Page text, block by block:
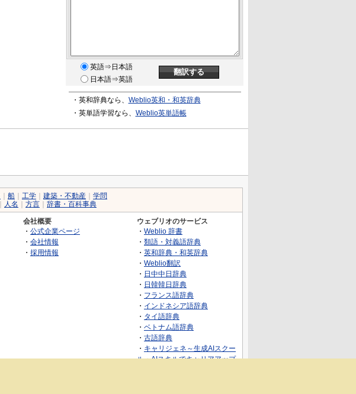
英語⇒日本語
日本語⇒英語
・英和辞典なら、 Weblio英和・和英辞典
・英単語学習なら、 Weblio英単語帳
船 工学 建築・不動産
学問
人名 方言 辞書・百科事典
会社概要
・ 公式企業ページ
・ 会社情報
・ 採用情報
ウェブリオのサービス
・ Weblio 辞書
・ 類語・対義語辞典
・ 英和辞典・和英辞典
・ Weblio翻訳
・ 日中中日辞典
・ 日韓韓日辞典
・ フランス語辞典
・ インドネシア語辞典
・ タイ語辞典
・ ベトナム語辞典
・ 古語辞典
・ キャリジェネ～生成AIスクー
ル・AIスキルでキャリアアップ